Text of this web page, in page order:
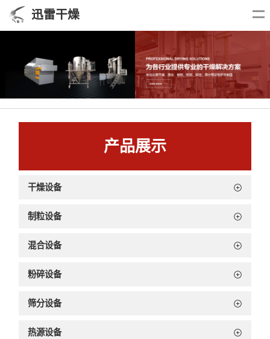
迅雷干燥
产品展示
干燥设备
制粒设备
混合设备
粉碎设备
筛分设备
热源设备